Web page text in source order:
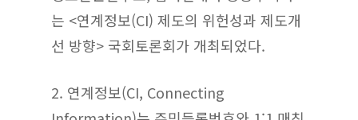
는 <연계정보(CI) 제도의 위헌성과 제도개
선 방향> 국회토론회가 개최되었다.
2. 연계정보(CI, Connecting